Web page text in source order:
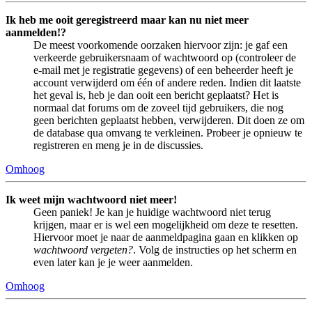
Ik heb me ooit geregistreerd maar kan nu niet meer
aanmelden!?
De meest voorkomende oorzaken hiervoor zijn: je gaf een
verkeerde gebruikersnaam of wachtwoord op (controleer de
e-mail met je registratie gegevens) of een beheerder heeft je
account verwijderd om één of andere reden. Indien dit laatste
het geval is, heb je dan ooit een bericht geplaatst? Het is
normaal dat forums om de zoveel tijd gebruikers, die nog
geen berichten geplaatst hebben, verwijderen. Dit doen ze om
de database qua omvang te verkleinen. Probeer je opnieuw te
registreren en meng je in de discussies.
Omhoog
Ik weet mijn wachtwoord niet meer!
Geen paniek! Je kan je huidige wachtwoord niet terug
krijgen, maar er is wel een mogelijkheid om deze te resetten.
Hiervoor moet je naar de aanmeldpagina gaan en klikken op
wachtwoord vergeten?. Volg de instructies op het scherm en
even later kan je je weer aanmelden.
Omhoog